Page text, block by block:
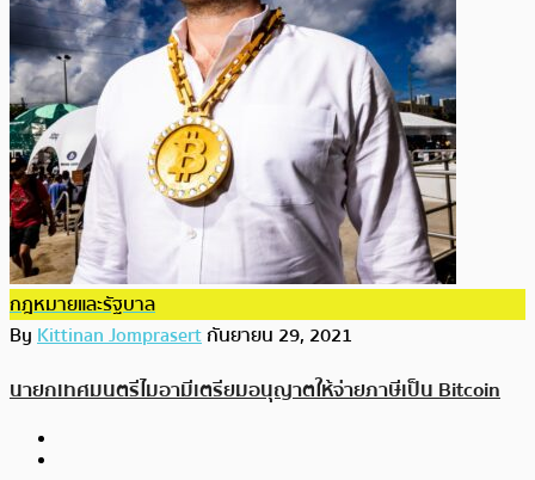
กฎหมายและรัฐบาล
ByKittinan Jomprasertกันยายน 29, 2021
นายกเทศมนตรีไมอามีเตรียมอนุญาตให้จ่ายภาษีเป็น Bitcoin